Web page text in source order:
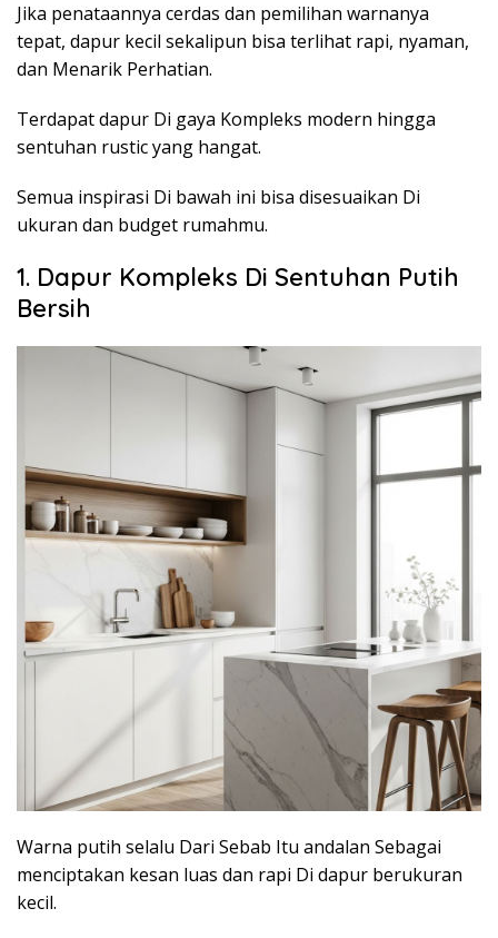
Jika penataannya cerdas dan pemilihan warnanya
tepat, dapur kecil sekalipun bisa terlihat rapi, nyaman,
dan Menarik Perhatian.
Terdapat dapur Di gaya Kompleks modern hingga
sentuhan rustic yang hangat.
Semua inspirasi Di bawah ini bisa disesuaikan Di
ukuran dan budget rumahmu.
1. Dapur Kompleks Di Sentuhan Putih
Bersih
Warna putih selalu Dari Sebab Itu andalan Sebagai
menciptakan kesan luas dan rapi Di dapur berukuran
kecil.